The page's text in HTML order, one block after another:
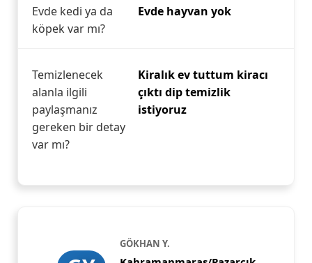
Evde kedi ya da
köpek var mı?
Evde hayvan yok
Temizlenecek
alanla ilgili
paylaşmanız
gereken bir detay
var mı?
Kiralık ev tuttum kiracı
çıktı dip temizlik
istiyoruz
GÖKHAN Y.